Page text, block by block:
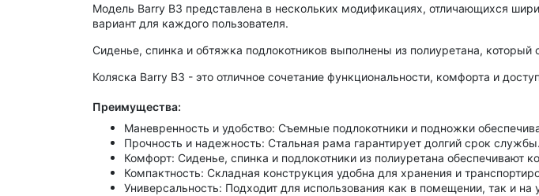
Модель Barry B3 представлена в нескольких модификациях, отличающихся
вариант для каждого пользователя.
Сиденье, спинка и обтяжка подлокотников выполнены из полиуретана, который
Коляска Barry B3 - это отличное сочетание функциональности, комфорта и
Преимущества:
Маневренность и удобство: Съемные подлокотники и подножки
Прочность и надежность: Стальная рама гарантирует долгий срок службы.
Комфорт: Сиденье, спинка и подлокотники из полиуретана обеспечивают
Компактность: Складная конструкция удобна для хранения и
Универсальность: Подходит для использования как в помещении, так и на